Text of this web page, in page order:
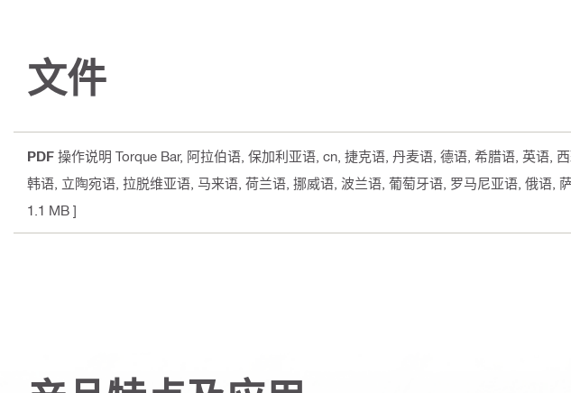
文件
PDF 操作说明 Torque Bar, 阿拉伯语, 保加利亚语, cn, 捷克语, 丹麦语, 德语, 希腊语, 英语,
韩语, 立陶宛语, 拉脱维亚语, 马来语, 荷兰语, 挪威语, 波兰语, 葡萄牙语, 罗马尼亚语, 俄语
1.1 MB ]